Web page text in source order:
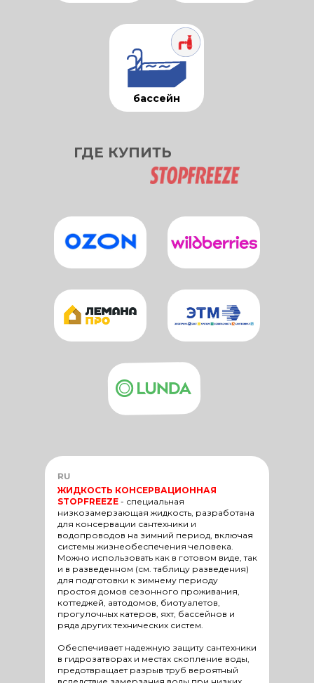
бассейн
ГДЕ КУПИТЬ
ЖИДКОСТЬ КОНСЕРВАЦИОННАЯ
STOPFREEZE - специальная
низкозамерзающая жидкость, разработана
для консервации сантехники и
водопроводов на зимний период, включая
системы жизнеобеспечения человека.
Можно использовать как в готовом виде, так
и в разведенном (см. таблицу разведения)
для подготовки к зимнему периоду
простоя домов сезонного проживания,
коттеджей, автодомов, биотуалетов,
прогулочных катеров, яхт, бассейнов и
ряда других технических систем.
Обеспечивает надежную защиту сантехники
в гидрозатворах и местах скопление воды,
предотвращает разрыв труб вероятный
RU